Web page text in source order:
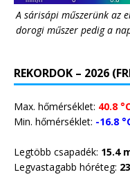
A sárisápi műszerünk az
dorogi műszer pedig a
REKORDOK – 2026
Max. hőmérséklet: 40.8
Min. hőmérséklet: -16.8
Legtöbb csapadék: 15.4
Legvastagabb hóréteg: